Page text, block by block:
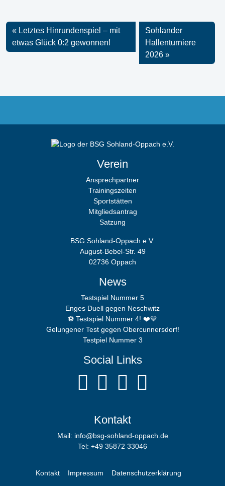
Letztes Hinrundenspiel – mit
etwas Glück 0:2 gewonnen!
Sohlander
Hallenturniere
2026
Verein
Ansprechpartner
Trainingszeiten
Sportstätten
Mitgliedsantrag
Satzung
BSG Sohland-Oppach e.V.
August-Bebel-Str. 49
02736 Oppach
News
Testspiel Nummer 5
Enges Duell gegen Neschwitz
⚽️ Testspiel Nummer 4! ❤️💙
Gelungener Test gegen Obercunnersdorf!
Testpiel Nummer 3
Social Links
Kontakt
Mail: info@bsg-sohland-oppach.de
Tel: +49 35872 33046
Kontakt Impressum Datenschutzerklärung